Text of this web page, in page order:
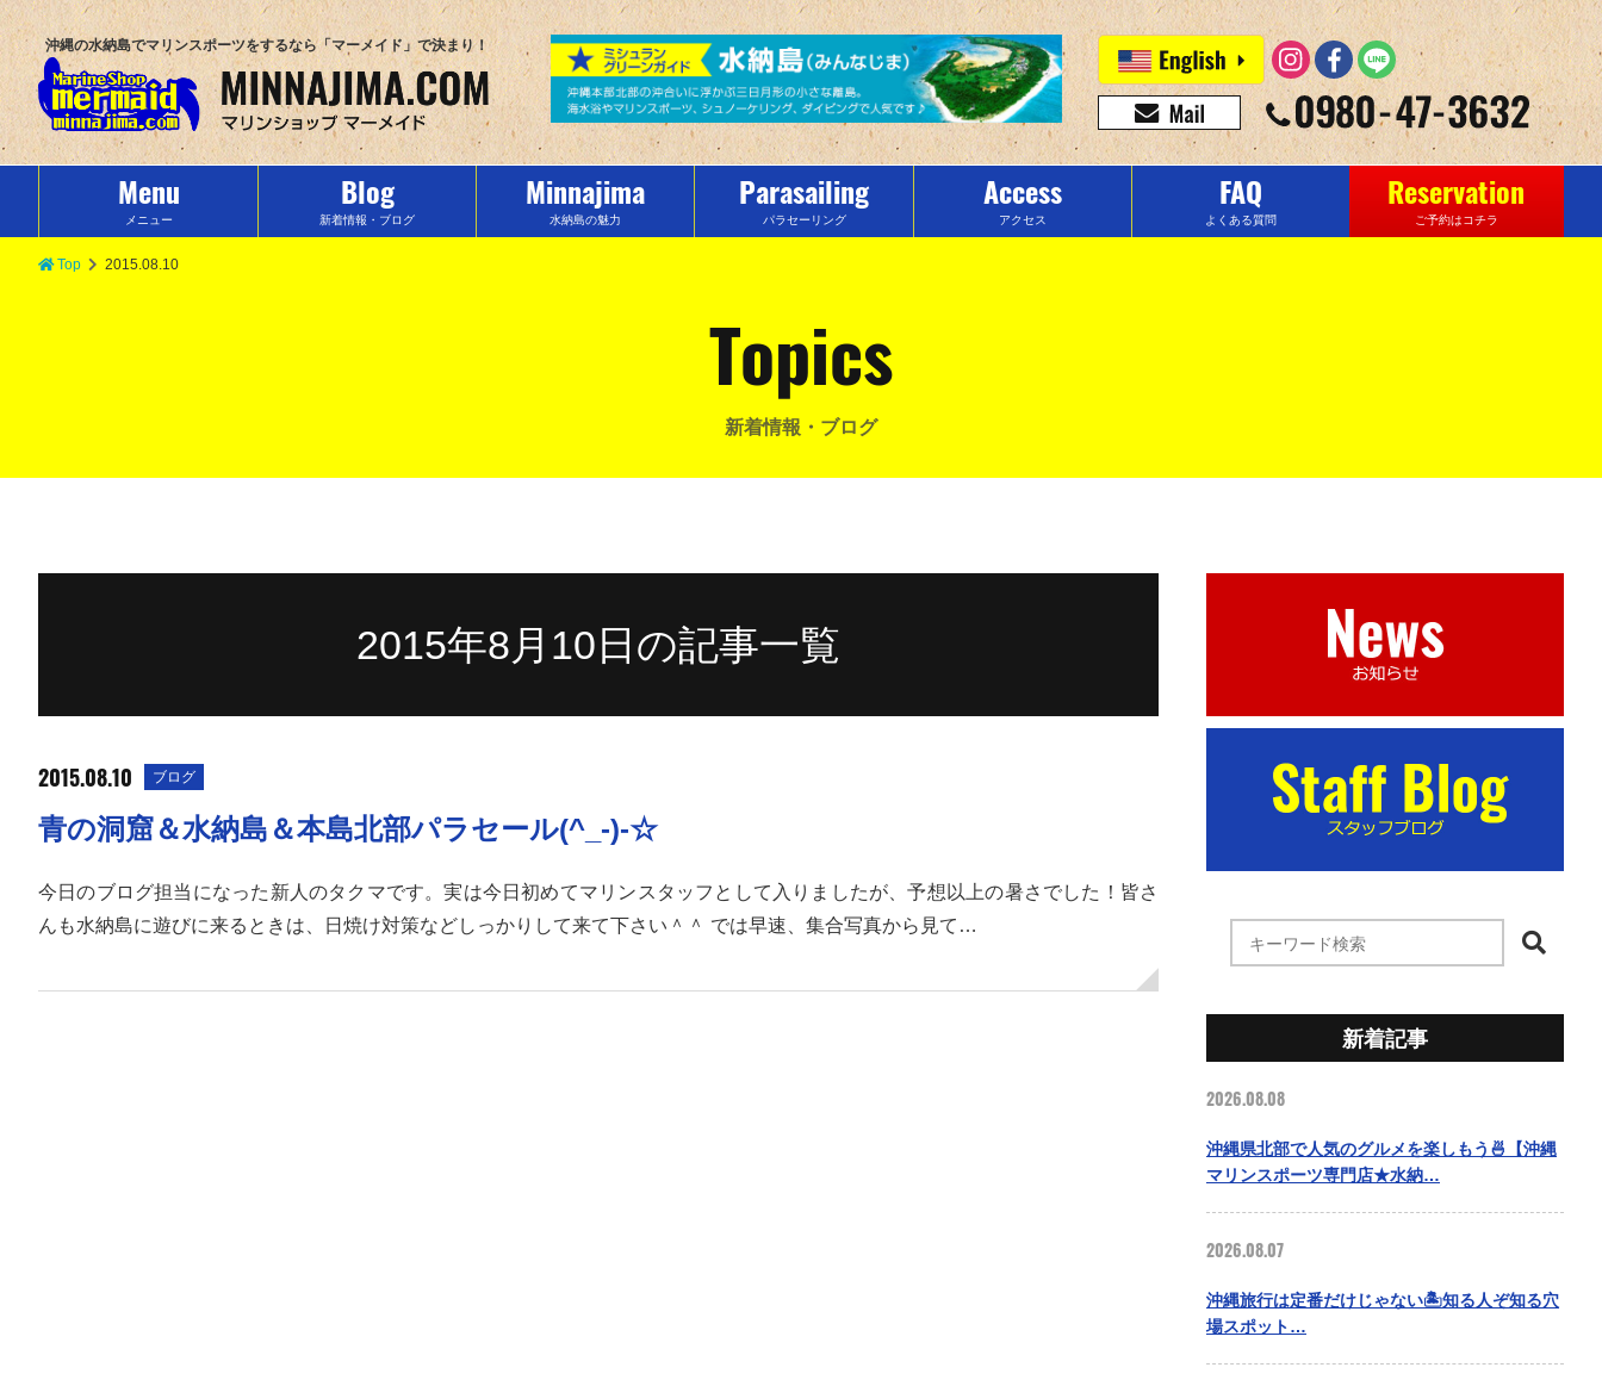
沖縄の水納島でマリンスポーツをするなら「マーメイド」で決まり！
Menu
メニュー
Blog
新着情報・ブログ
Minnajima
水納島の魅力
Parasailing
パラセーリング
Access
アクセス
FAQ
よくある質問
Reservation
ご予約はコチラ
Top 2015.08.10
Topics
新着情報・ブログ
2015年8月10日の記事一覧
2015.08.10 ブログ
青の洞窟＆水納島＆本島北部パラセール(^_-)-☆
今日のブログ担当になった新人のタクマです。実は今日初めてマリンスタッフとして入りましたが、予想以上の暑さでした！皆さ
んも水納島に遊びに来るときは、日焼け対策などしっかりして来て下さい＾＾ では早速、集合写真から見て…
新着記事
2026.08.08
沖縄県北部で人気のグルメを楽しもう🍜【沖縄
マリンスポーツ専門店★水納…
2026.08.07
沖縄旅行は定番だけじゃない🏝️知る人ぞ知る穴
場スポット…